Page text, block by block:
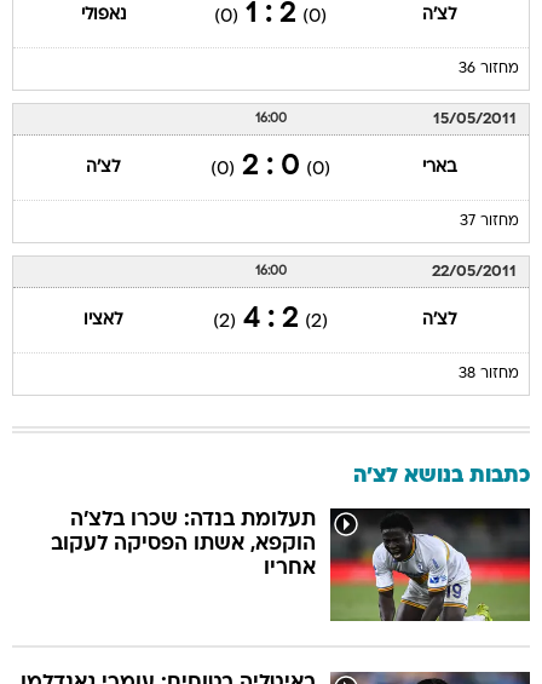
לצ'ה (0)
2 : 1
(0) נאפולי
מחזור 36
15/05/2011
16:00
בארי (0)
0 : 2
(0) לצ'ה
מחזור 37
22/05/2011
16:00
לצ'ה (2)
2 : 4
(2) לאציו
מחזור 38
כתבות בנושא לצ'ה
תעלומת בנדה: שכרו בלצ'ה
הוקפא, אשתו הפסיקה לעקוב
אחריו